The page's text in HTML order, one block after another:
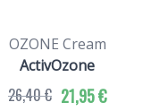
OZONE Cream
ActivOzone
21,95 €
26,40 €